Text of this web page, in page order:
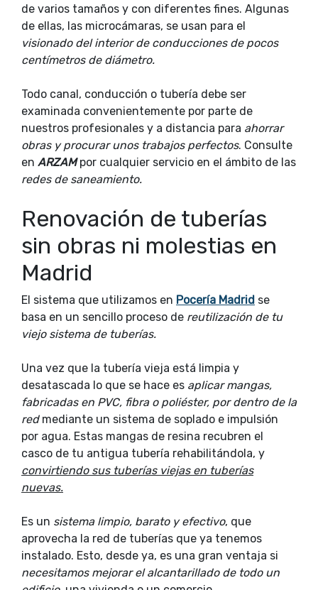
de varios tamaños y con diferentes fines. Algunas
de ellas, las microcámaras, se usan para el
visionado del interior de conducciones de pocos
centímetros de diámetro.
Todo canal, conducción o tubería debe ser
examinada convenientemente por parte de
nuestros profesionales y a distancia para ahorrar
obras y procurar unos trabajos perfectos. Consulte
en ARZAMpor cualquier servicio en el ámbito de las
redes de saneamiento.
Renovación de tuberías
sin obras ni molestias en
Madrid
El sistema que utilizamos en Pocería Madrid se
basa en un sencillo proceso de reutilización de tu
viejo sistema de tuberías.
Una vez que la tubería vieja está limpia y
desatascada lo que se hace es aplicar mangas,
fabricadas en PVC, fibra o poliéster, por dentro de la
redmediante un sistema de soplado e impulsión
por agua. Estas mangas de resina recubren el
casco de tu antigua tubería rehabilitándola, y
convirtiendo sus tuberías viejas en tuberías
nuevas.
Es un sistema limpio, barato y efectivo, que
aprovecha la red de tuberías que ya tenemos
instalado. Esto, desde ya, es una gran ventaja si
necesitamos mejorar el alcantarillado de todo un